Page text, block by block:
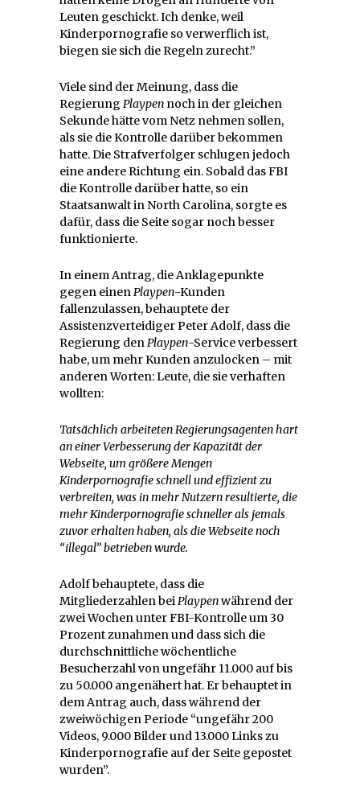
Leuten geschickt. Ich denke, weil
Kinderpornografie so verwerflich ist,
biegen sie sich die Regeln zurecht.”
Viele sind der Meinung, dass die
Regierung Playpen noch in der gleichen
Sekunde hätte vom Netz nehmen sollen,
als sie die Kontrolle darüber bekommen
hatte. Die Strafverfolger schlugen jedoch
eine andere Richtung ein. Sobald das FBI
die Kontrolle darüber hatte, so ein
Staatsanwalt in North Carolina, sorgte es
dafür, dass die Seite sogar noch besser
funktionierte.
In einem Antrag, die Anklagepunkte
gegen einenPlaypen-Kunden
fallenzulassen, behauptete der
Assistenzverteidiger Peter Adolf, dass die
Regierung denPlaypen-Service verbessert
habe, um mehr Kunden anzulocken – mit
anderen Worten: Leute, die sie verhaften
wollten:
Tatsächlich arbeiteten Regierungsagenten hart
an einer Verbesserung der Kapazität der
Webseite, um größere Mengen
Kinderpornografie schnell und effizient zu
verbreiten, was in mehr Nutzern resultierte, die
mehr Kinderpornografie schneller als jemals
zuvor erhalten haben, als die Webseite noch
“illegal” betrieben wurde.
Adolf behauptete, dass die
Mitgliederzahlen beiPlaypenwährend der
zwei Wochen unter FBI-Kontrolle um 30
Prozent zunahmen und dass sich die
durchschnittliche wöchentliche
Besucherzahl von ungefähr 11.000 auf bis
zu 50.000 angenähert hat. Er behauptet in
dem Antrag auch, dass während der
zweiwöchigen Periode “ungefähr 200
Videos, 9.000 Bilder und 13.000 Links zu
Kinderpornografie auf der Seite gepostet
wurden”.